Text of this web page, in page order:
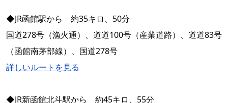
◆JR函館駅から 約35キロ、50分
国道278号（漁火通）、道道100号（産業道路）、道道83号
（函館南茅部線）、国道278号
詳しいルートを見る
◆JR新函館北斗駅から 約45キロ、55分